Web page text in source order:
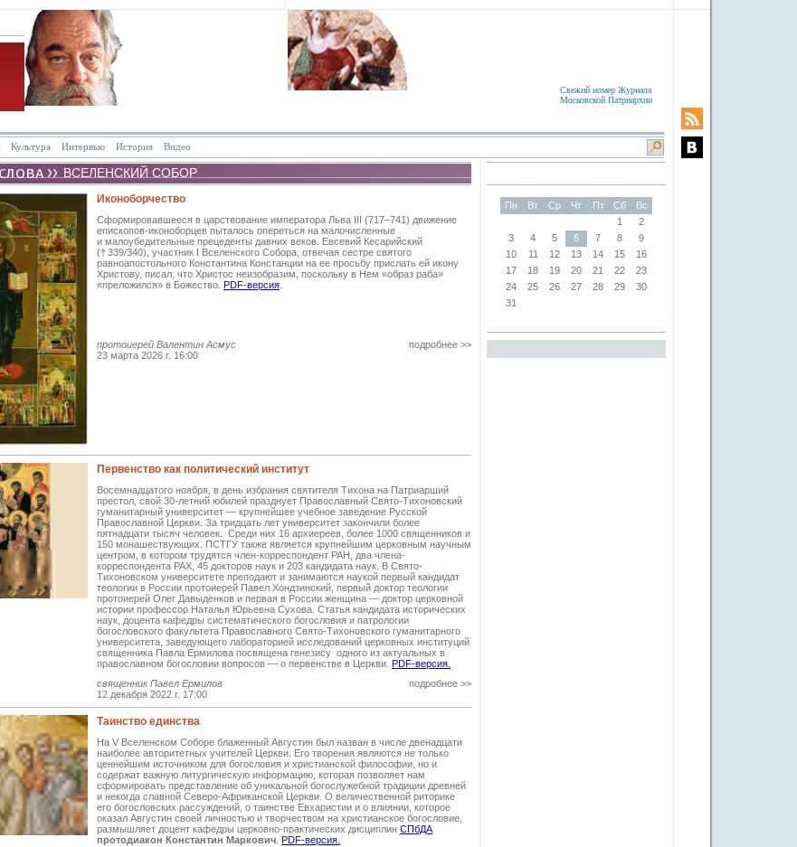
Свежий номер Журнала
Московской Патриархии
Культура Интервью История Видео
ВСЕЛЕНСКИЙ СОБОР
Иконоборчество
Сформировавшееся в царствование императора Льва III (717–741) движение
епископов-иконоборцев пыталось опереться на малочисленные
и малоубедительные прецеденты давних веков. Евсевий Кесарийский
(† 339/340), участник I Вселенского Собора, отвечая сестре святого
равноапостольного Константина Констанции на ее просьбу прислать ей икону
Христову, писал, что Христос неизобразим, поскольку в Нем «образ раба»
«преложился» в Божество. РDF-версия
протоиерей Валентин Асмус
23 марта 2026 г. 16:00
подробнее >>
Первенство как политический институт
Восемнадцатого ноября, в день избрания святителя Тихона на Патриарший
престол, свой 30-летний юбилей празднует Православный Свято-Тихоновский
гуманитарный университет — крупнейшее учебное заведение Русской
Православной Церкви. За тридцать лет университет закончили более
пятнадцати тысяч человек. Среди них 16 архиереев, более 1000 священников и
150 монашествующих. ПСТГУ также является крупнейшим церковным научным
центром, в котором трудятся член-корреспондент РАН, два члена-
корреспондента РАХ, 45 докторов наук и 203 кандидата наук. В Свято-
Тихоновском университете преподают и занимаются наукой первый кандидат
теологии в России протоиерей Павел Хондзинский, первый доктор теологии
протоиерей Олег Давыденков и первая в России женщина — доктор церковной
истории профессор Наталья Юрьевна Сухова. Статья кандидата исторических
наук, доцента кафедры систематического богословия и патрологии
богословского факультета Православного Свято-Тихоновского гуманитарного
университета, заведующего лабораторией исследований церковных институций
священника Павла Ермилова посвящена генезису одного из актуальных в
православном богословии вопросов — о первенстве в Церкви. PDF-версия.
священник Павел Ермилов
12 декабря 2022 г. 17:00
подробнее >>
Таинство единства
На V Вселенском Соборе блаженный Августин был назван в числе двенадцати
наиболее авторитетных учителей Церкви. Его творения являются не только
ценнейшим источником для богословия и христианской философии, но и
содержат важную литургическую информацию, которая позволяет нам
сформировать представление об уникальной богослужебной традиции древней
и некогда славной Северо-Африканской Церкви. О величественной риторике
его богословских рассуждений, о таинстве Евхаристии и о влиянии, которое
оказал Августин своей личностью и творчеством на христианское богословие,
размышляет доцент кафедры церковно-практических дисциплин СПбДА
протодиакон Константин Маркович PDF-версия.
Пн Вт Ср Чт Пт Сб
Вс
1
2
3
4 5 6 7 8
9
10
11 12 13 14 15
16
17
18 19 20 21 22
23
24
25 26 27 28 29
30
31